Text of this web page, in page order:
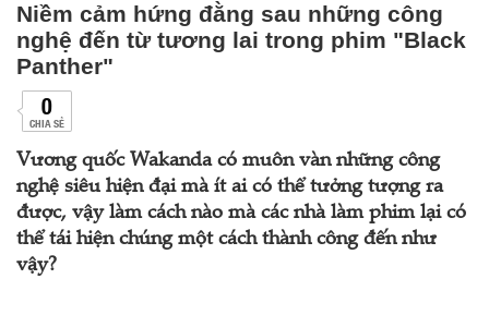
Niềm cảm hứng đằng sau những công
nghệ đến từ tương lai trong phim "Black
Panther"
0
CHIA SẺ
Vương quốc Wakanda có muôn vàn những công
nghệ siêu hiện đại mà ít ai có thể tưởng tượng ra
được, vậy làm cách nào mà các nhà làm phim lại có
thể tái hiện chúng một cách thành công đến như
vậy?